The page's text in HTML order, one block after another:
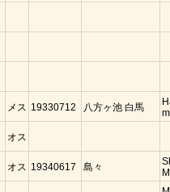
メス 19330712 八方ヶ池 白馬
オス
オス 19340617 島々